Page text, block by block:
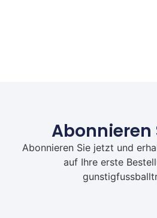
Abonnieren
Abonnieren Sie jetzt und
auf Ihre erste